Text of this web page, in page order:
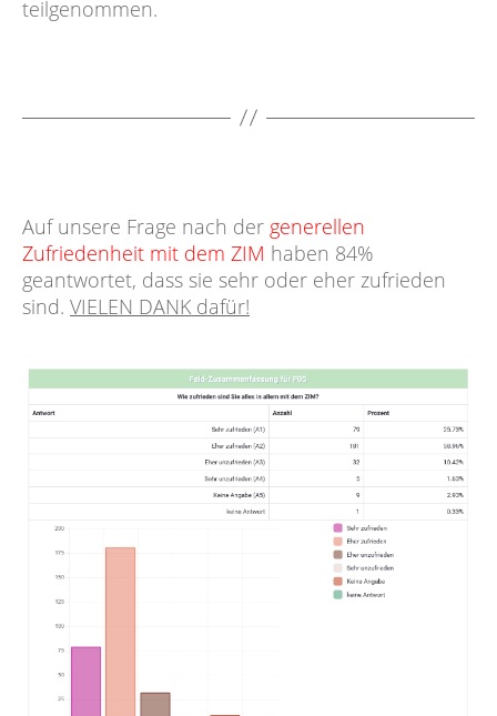
teilgenommen.
Auf unsere Frage nach der generellen
Zufriedenheit mit dem ZIM haben 84%
geantwortet, dass sie sehr oder eher zufrieden
sind. VIELEN DANK dafür!